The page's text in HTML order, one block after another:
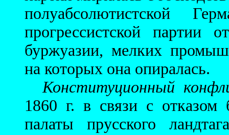
полуабсолютистской
прогрессистской партии
буржуазии, мелких
на которых она опиралась.
Конституционный
1860 г. в связи с отказом
палаты прусского